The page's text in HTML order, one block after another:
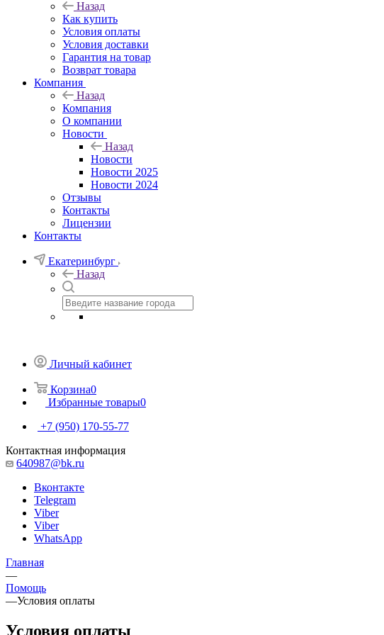
Назад
Как купить
Условия оплаты
Условия доставки
Гарантия на товар
Возврат товара
Компания
Назад
Компания
О компании
Новости
Назад
Новости
Новости 2025
Новости 2024
Отзывы
Контакты
Лицензии
Контакты
Екатеринбург
Назад
Личный кабинет
Корзина0
Избранные товары0
+7 (950) 170-55-77
Контактная информация
640987@bk.ru
Вконтакте
Telegram
Viber
Viber
WhatsApp
Главная
—
Помощь
—Условия оплаты
Условия оплаты